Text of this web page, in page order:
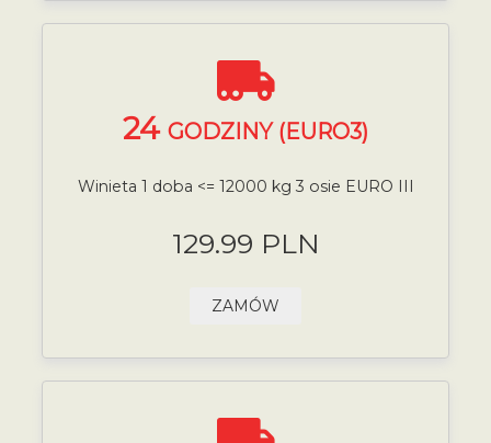
24 GODZINY (EURO3)
Winieta 1 doba <= 12000 kg 3 osie EURO III
129.99 PLN
ZAMÓW